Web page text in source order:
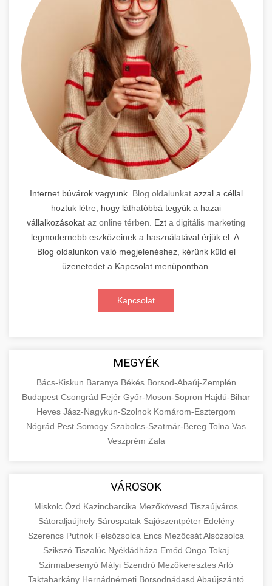
Internet búvárok vagyunk. Blog oldalunkatazzal a céllal
hoztuk létre, hogy láthatóbbá tegyük a hazai
vállalkozásokat az online térben. Ezt a digitális marketing
legmodernebb eszközeinek a használatával érjük el. A
Blog oldalunkon való megjelenéshez, kérünk küld el
üzenetedet a Kapcsolat menüpontban.
Kapcsolat
MEGYÉK
Bács-Kiskun Baranya Békés Borsod-Abaúj-Zemplén
Budapest Csongrád Fejér Győr-Moson-Sopron Hajdú-Bihar
Heves Jász-Nagykun-Szolnok Komárom-Esztergom
Nógrád Pest Somogy Szabolcs-Szatmár-Bereg Tolna Vas
Veszprém Zala
VÁROSOK
Miskolc Ózd Kazincbarcika Mezőkövesd Tiszaújváros
Sátoraljaújhely Sárospatak Sajószentpéter Edelény
Szerencs Putnok Felsőzsolca Encs MezőcsátAlsózsolca
Szikszó Tiszalúc Nyékládháza Emőd Onga Tokaj
Szirmabesenyő Mályi Szendrő MezőkeresztesArló
Taktaharkány Hernádnémeti Borsodnádasd Abaújszántó